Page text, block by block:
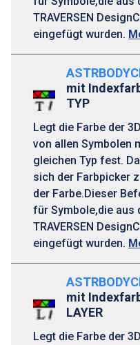
TRAVERSEN
eingefügt wurden.
mit
TYP
Legt die Farbe der
von allen Symbolen
gleichen Typ fest.
sich der Farbpicker
der Farbe.Dieser
für Symbole,die aus
TRAVERSEN
eingefügt wurden.
mit
LAYER
Legt die Farbe der